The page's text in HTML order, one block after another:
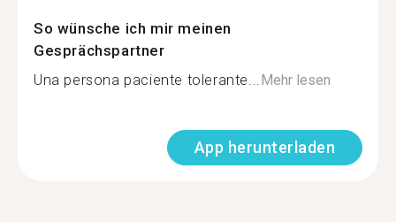
So wünsche ich mir meinen
Gesprächspartner
Una persona paciente tolerante...Mehr lesen
App herunterladen